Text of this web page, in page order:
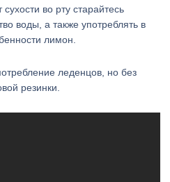
во рту старайтесь
воды, а также употреблять в
лимон.
леденцов, но без
резинки.